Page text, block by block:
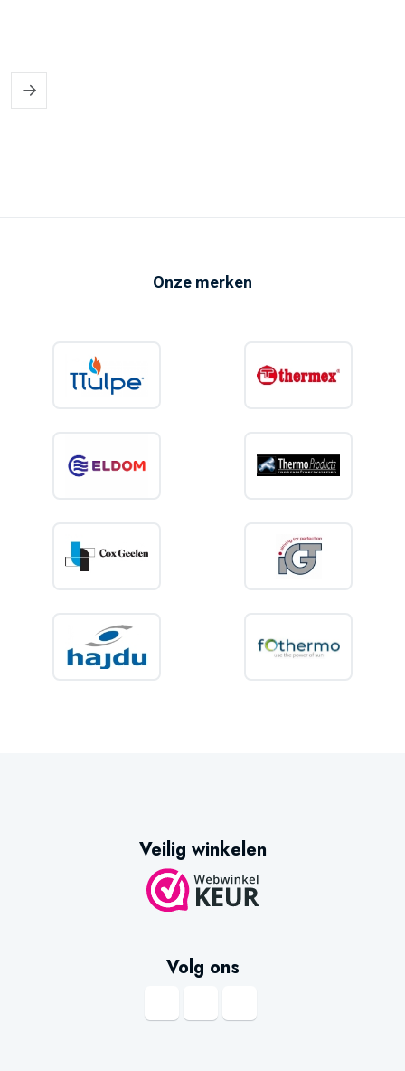
Bijverwarming voor garage of werkruimte
Onze merken
Veilig winkelen
Volg ons